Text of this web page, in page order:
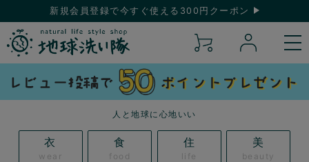
新規会員登録で今すぐ使える300円クーポン
人と地球に心地いい
衣
wear
食
food
住
life
美
beauty